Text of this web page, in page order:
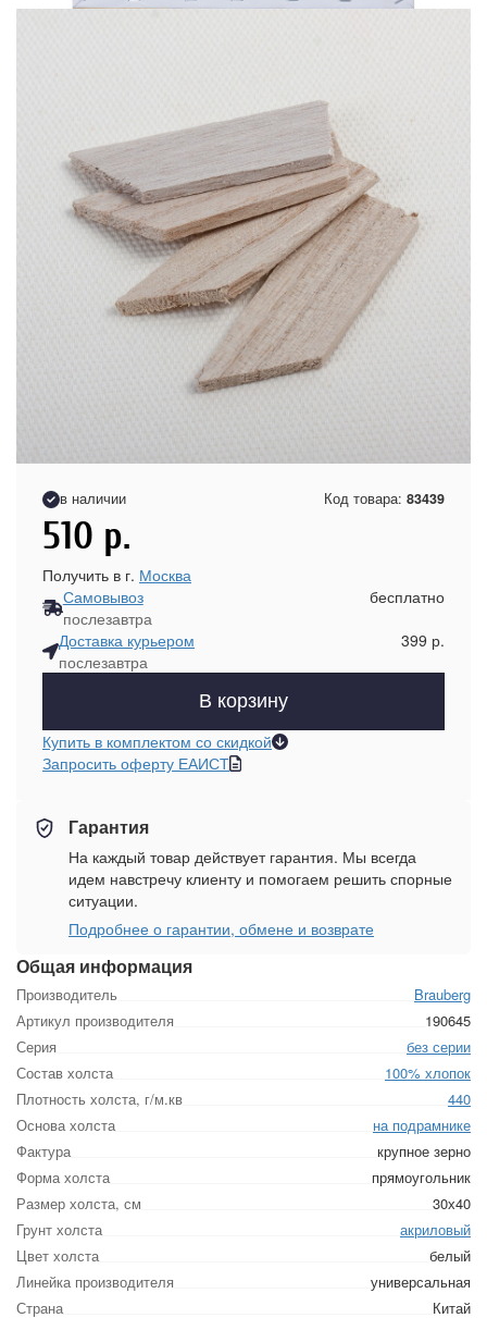
Общая информация
Производитель
Brauberg
Артикул производителя
190645
Серия
без серии
Состав холста
100% хлопок
Плотность холста, г/м.кв
440
Основа холста
на подрамнике
Фактура
крупное зерно
Форма холста
прямоугольник
Размер холста, см
30х40
Грунт холста
акриловый
Цвет холста
белый
Линейка производителя
универсальная
Страна
Китай
в наличии Код товара: 83439
510 р.
Получить в г. Москва
Самовывоз
послезавтра
бесплатно
Доставка курьером
послезавтра
399 р.
В корзину
Купить в комплектом со скидкой
Запросить оферту ЕАИСТ
Гарантия
На каждый товар действует гарантия. Мы всегда
идем навстречу клиенту и помогаем решить спорные
ситуации.
Подробнее о гарантии, обмене и возврате